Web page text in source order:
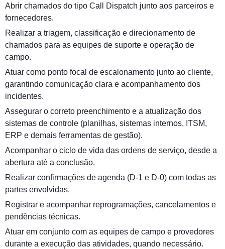
Abrir chamados do tipo Call Dispatch junto aos parceiros e
fornecedores.
Realizar a triagem, classificação e direcionamento de
chamados para as equipes de suporte e operação de
campo.
Atuar como ponto focal de escalonamento junto ao cliente,
garantindo comunicação clara e acompanhamento dos
incidentes.
Assegurar o correto preenchimento e a atualização dos
sistemas de controle (planilhas, sistemas internos, ITSM,
ERP e demais ferramentas de gestão).
Acompanhar o ciclo de vida das ordens de serviço, desde a
abertura até a conclusão.
Realizar confirmações de agenda (D-1 e D-0) com todas as
partes envolvidas.
Registrar e acompanhar reprogramações, cancelamentos e
pendências técnicas.
Atuar em conjunto com as equipes de campo e provedores
durante a execução das atividades, quando necessário.